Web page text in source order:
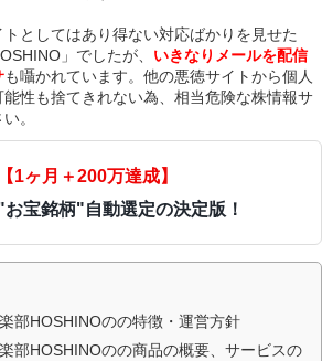
としてはあり得ない対応ばかりを見せた
」でしたが、 いきなりメールを配信
も囁かれています。他の悪徳サイトから個人
性も捨てきれない為、相当危険な株情報サ
。
【1ヶ月＋200万達成】
宝銘柄"自動選定の決定版！
部HOSHINOのの特徴・運営方針
部HOSHINOのの商品の概要、サービスの